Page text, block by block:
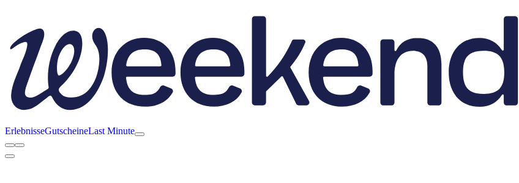
ErlebnisseGutscheineLast Minute